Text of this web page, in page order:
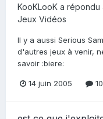
KooKLooK a répondu
Jeux Vidéos
Il y a aussi Serious
d'autres jeux à venir,
savoir :biere:
14 juin 2005